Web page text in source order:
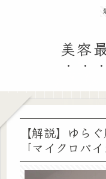
美容
【解説】ゆら
「マイクロバ